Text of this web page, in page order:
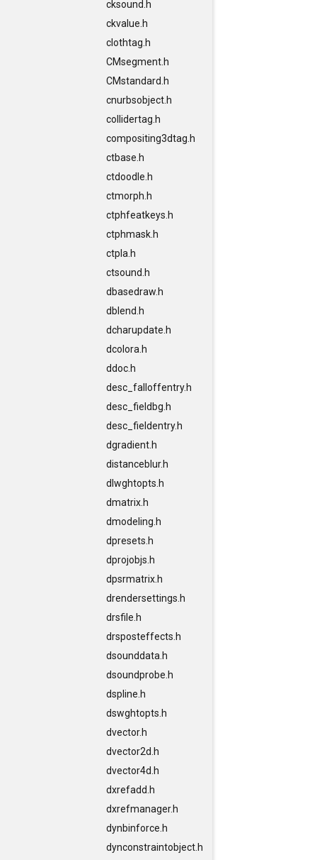
cksound.h
ckvalue.h
clothtag.h
CMsegment.h
CMstandard.h
cnurbsobject.h
collidertag.h
compositing3dtag.h
ctbase.h
ctdoodle.h
ctmorph.h
ctphfeatkeys.h
ctphmask.h
ctpla.h
ctsound.h
dbasedraw.h
dblend.h
dcharupdate.h
dcolora.h
ddoc.h
desc_falloffentry.h
desc_fieldbg.h
desc_fieldentry.h
dgradient.h
distanceblur.h
dlwghtopts.h
dmatrix.h
dmodeling.h
dpresets.h
dprojobjs.h
dpsrmatrix.h
drendersettings.h
drsfile.h
drsposteffects.h
dsounddata.h
dsoundprobe.h
dspline.h
dswghtopts.h
dvector.h
dvector2d.h
dvector4d.h
dxrefadd.h
dxrefmanager.h
dynbinforce.h
dynconstraintobject.h